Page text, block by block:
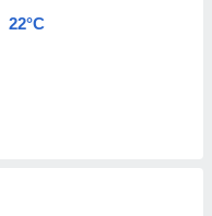
22°C